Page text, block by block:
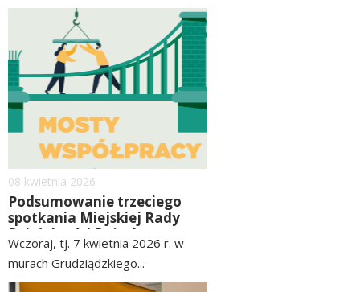
czytaj
image
Dodano
08 kwietnia 2026
Podsumowanie trzeciego
spotkania Miejskiej Rady
Działalności Pożytku
Publicznego z organizacjami
pozarządowymi pn. „Mosty
współpracy”
Wczoraj, tj. 7 kwietnia 2026 r. w
murach Grudziądzkiego...
czytaj